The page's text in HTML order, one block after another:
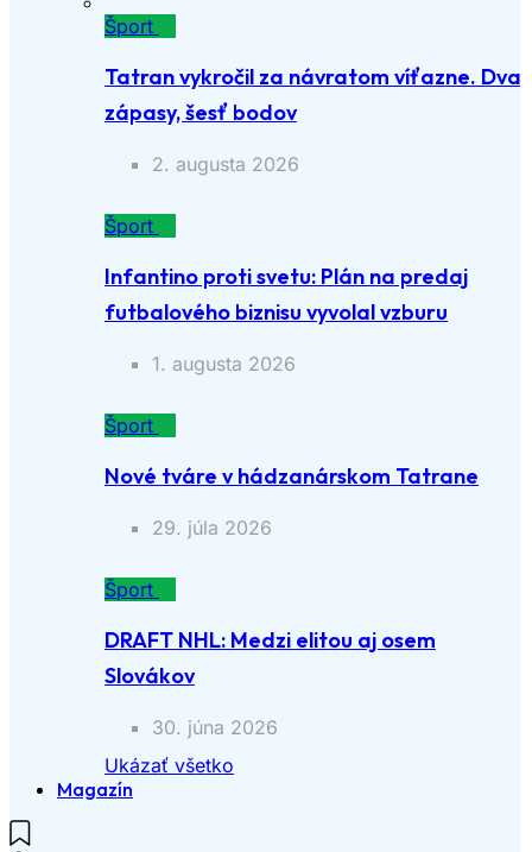
Šport
Tatran vykročil za návratom víťazne. Dva
zápasy, šesť bodov
2. augusta 2026
Šport
Infantino proti svetu: Plán na predaj
futbalového biznisu vyvolal vzburu
1. augusta 2026
Šport
Nové tváre v hádzanárskom Tatrane
29. júla 2026
Šport
DRAFT NHL: Medzi elitou aj osem
Slovákov
30. júna 2026
Ukázať všetko
Magazín